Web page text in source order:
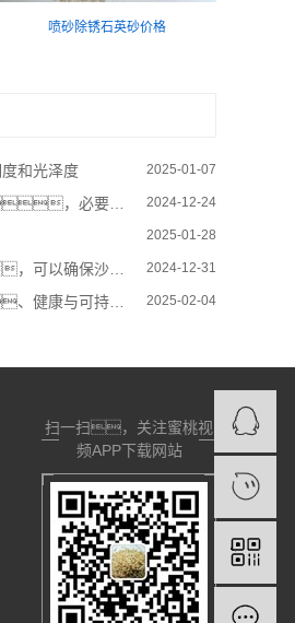
喷砂除锈石英砂价格
和光泽度 2025-01-07
必要时进行更换 2024-12-24
2025-01-28
沙滩娱乐场的安全 2024-12-31
续的装饰材料选择 2025-02-04
扫一扫，关注蜜桃视
频APP下载网站